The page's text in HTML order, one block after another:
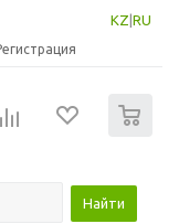
KZ RU
Найти